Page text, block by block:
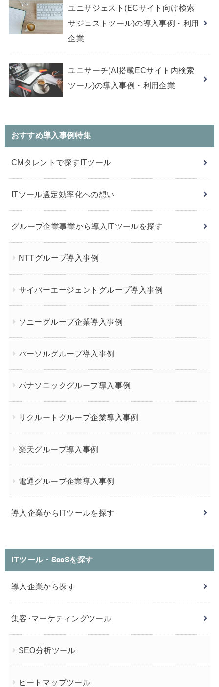
ユニサジェスト(ECサイト向け検索
サジェストツール)の導入事例・利用
企業
ユニサーチ(AI搭載ECサイト内検索
ツール)の導入事例・利用企業
おすすめ導入事例特集
CMタレントで探すITツール
ITツール選定効率化への想い
グループ企業事業から導入ITツールを探す
NTTグループ導入事例
サイバーエージェントグループ導入事例
ソニーグループ企業導入事例
パーソルグループ導入事例
パナソニックグループ導入事例
リクルートグループ企業導入事例
楽天グループ導入事例
電通グループ企業導入事例
導入企業からITツールを探す
ITツール・SaaSを探す
導入企業から探す
集客･マーケティングツール
SEO分析ツール
ヒートマップツール